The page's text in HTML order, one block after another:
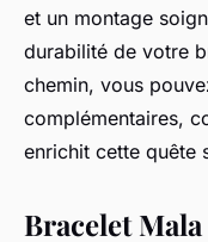
et un montage
durabilité de votre
chemin, vous
complémentaires,
enrichit cette quête
Bracelet